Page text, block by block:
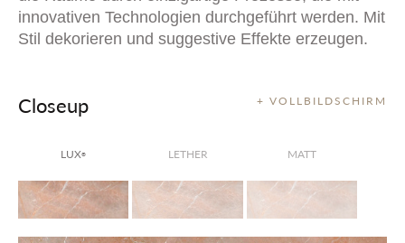
innovativen Technologien durchgeführt werden. Mit
Stil dekorieren und suggestive Effekte erzeugen.
+ VOLLBILDSCHIRM
Closeup
LUX® LETHER MATT